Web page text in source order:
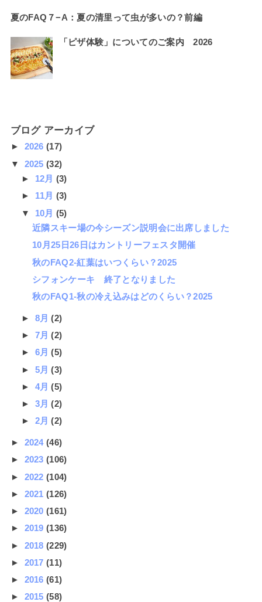
夏のFAQ７−A：夏の清里って虫が多いの？前編
「ピザ体験」についてのご案内 2026
ブログ アーカイブ
► 2026(17)
▼ 2025(32)
► 12月 (3)
► 11月 (3)
▼ 10月 (5)
近隣スキー場の今シーズン説明会に出席しました
10月25日26日はカントリーフェスタ開催
秋のFAQ2-紅葉はいつくらい？2025
シフォンケーキ 終了となりました
秋のFAQ1-秋の冷え込みはどのくらい？2025
► 8月(2)
► 7月(2)
► 6月(5)
► 5月(3)
► 4月(5)
► 3月(2)
► 2月(2)
► 2024(46)
► 2023(106)
► 2022(104)
► 2021(126)
► 2020(161)
► 2019(136)
► 2018(229)
► 2017(11)
► 2016(61)
► 2015(58)